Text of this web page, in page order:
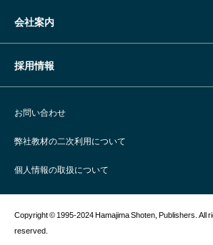
会社案内
採用情報
お問い合わせ
弊社教材の二次利用について
個人情報の取扱について
Copyright © 1995-2024 Hamajima Shoten, Publishers. All
reserved.